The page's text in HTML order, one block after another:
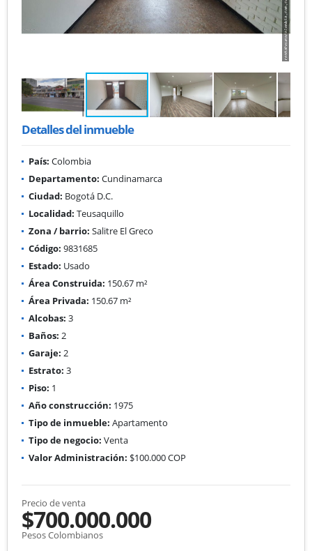
Detalles del inmueble
País: Colombia
Departamento: Cundinamarca
Ciudad: Bogotá D.C.
Localidad: Teusaquillo
Zona / barrio: Salitre El Greco
Código: 9831685
Estado: Usado
Área Construida: 150.67 m²
Área Privada: 150.67 m²
Alcobas: 3
Baños: 2
Garaje: 2
Estrato: 3
Piso: 1
Año construcción: 1975
Tipo de inmueble: Apartamento
Tipo de negocio: Venta
Valor Administración: $100.000 COP
Precio de venta
$700.000.000
Pesos Colombianos